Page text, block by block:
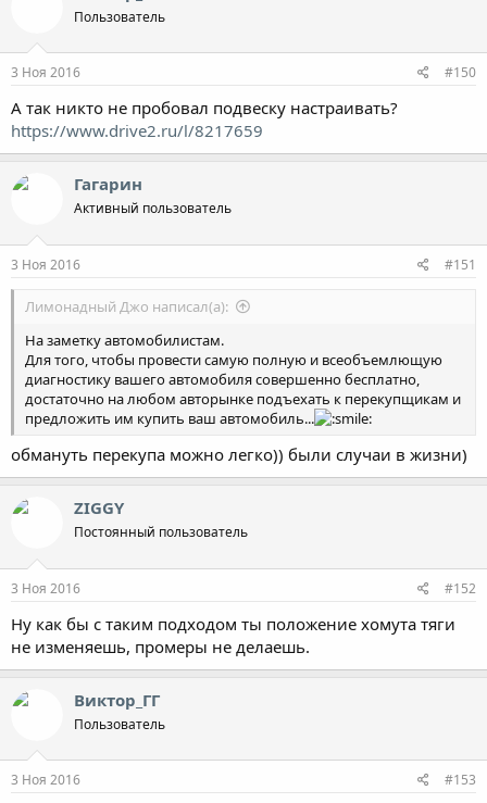
Пользователь
3 Ноя 2016 #150
А так никто не пробовал подвеску настраивать?
https://www.drive2.ru/l/8217659
Гагарин
Активный пользователь
3 Ноя 2016 #151
Лимонадный Джо написал(а):
На заметку автомобилистам.
Для того, чтобы провести самую полную и всеобъемлющую
диагностику вашего автомобиля совершенно бесплатно,
достаточно на любом авторынке подъехать к перекупщикам и
предложить им купить ваш автомобиль...
обмануть перекупа можно легко)) были случаи в жизни)
ZIGGY
Постоянный пользователь
3 Ноя 2016 #152
Ну как бы с таким подходом ты положение хомута тяги
не изменяешь, промеры не делаешь.
Виктор_ГГ
Пользователь
3 Ноя 2016 #153